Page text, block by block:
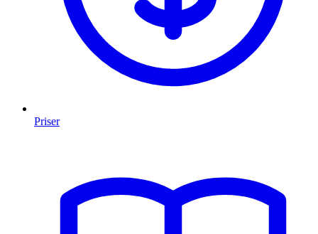
Priser